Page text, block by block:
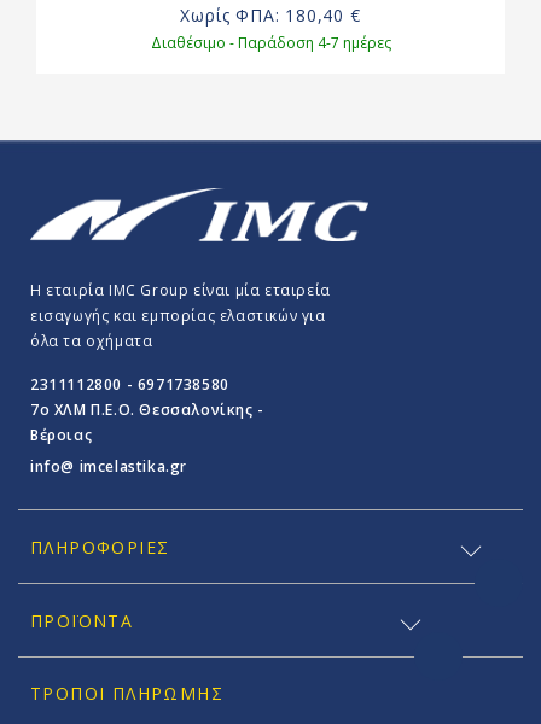
Χωρίς ΦΠΑ: 180,40 €
Διαθέσιμο - Παράδοση 4-7 ημέρες
Η εταιρία IMC Group είναι μία εταιρεία
εισαγωγής και εμπορίας ελαστικών για
όλα τα οχήματα
2311112800 - 6971738580
7o ΧΛΜ Π.E.O. Θεσσαλονίκης -
Βέροιας
info@ imcelastika.gr
ΠΛΗΡΟΦΟΡΊΕΣ
ΠΡΟΪΟΝΤΑ
ΤΡΌΠΟΙ ΠΛΗΡΩΜΉΣ